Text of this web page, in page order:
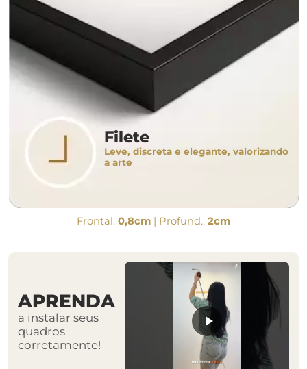
Filete
Leve, discreta e elegante, valorizando
a arte
Frontal: 0,8cm | Profund.: 2cm
APRENDA
a instalar seus
quadros
corretamente!